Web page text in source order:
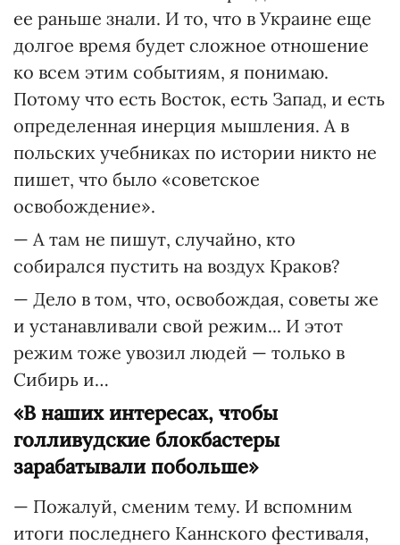
ее раньше знали. И то, что в Украине еще
долгое время будет сложное отношение
ко всем этим событиям, я понимаю.
Потому что есть Восток, есть Запад, и есть
определенная инерция мышления. А в
польских учебниках по истории никто не
пишет, что было «советское
освобождение».
— А там не пишут, случайно, кто
собирался пустить на воздух Краков?
— Дело в том, что, освобождая, советы же
и устанавливали свой режим... И этот
режим тоже увозил людей — только в
Сибирь и…
«В наших интересах, чтобы
голливудские блокбастеры
зарабатывали побольше»
— Пожалуй, сменим тему. И вспомним
итоги последнего Каннского фестиваля,